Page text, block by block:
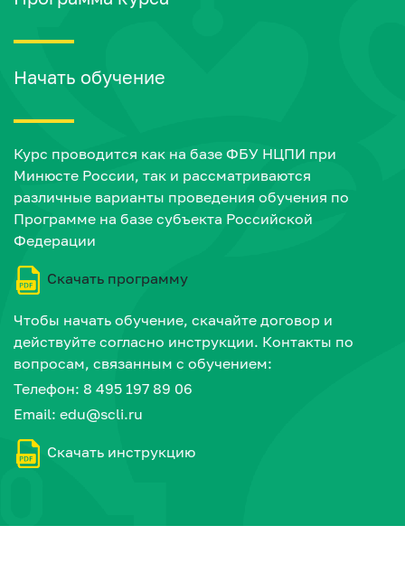
Начать обучение
Курс проводится как на базе ФБУ НЦПИ при
Минюсте России, так и рассматриваются
различные варианты проведения обучения по
Программе на базе субъекта Российской
Федерации
Скачать программу
Чтобы начать обучение, скачайте договор и
действуйте согласно инструкции. Контакты по
вопросам, связанным с обучением:
Телефон: 8 495 197 89 06
Email: edu@scli.ru
Скачать инструкцию